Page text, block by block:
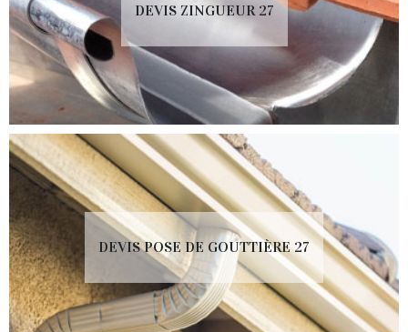
DEVIS ZINGUEUR 27
DEVIS POSE DE GOUTTIÈRE 27